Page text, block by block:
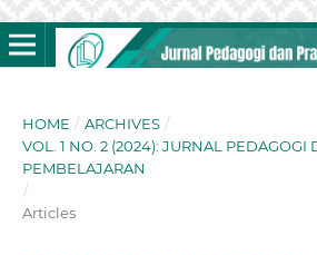
HOME / ARCHIVES /
VOL. 1 NO. 2 (2024): JURNAL PEDAGOGI
PEMBELAJARAN
/
Articles